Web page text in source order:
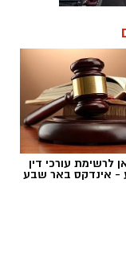
עורכי דין
בקרב
את שמו
חקלאות אזור העוטף מספקת למעלה מ-70%
לומר
חג שבועות
הוותיקים
ממן ממושב